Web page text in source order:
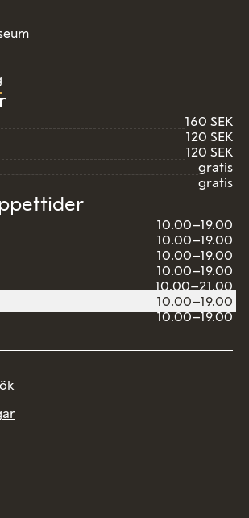
160 SEK
120 SEK
120 SEK
gratis
gratis
10.00–19.00
10.00–19.00
10.00–19.00
10.00–19.00
10.00–21.00
10.00–19.00
10.00–19.00